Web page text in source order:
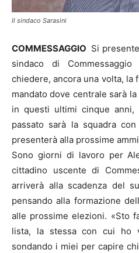
Il sindaco Sarasini
COMMESSAGGIO Si
sindaco di
chiedere, ancora una volta, la
mandato dove centrale sarà
in questi ultimi cinque
passato sarà la squadra
presenterà alla prossime
Sono giorni di lavoro per
cittadino uscente di
arriverà alla scadenza del
pensando alla formazione
alle prossime elezioni. «Sto
lista, la stessa con cui ho
sondando i miei per capire